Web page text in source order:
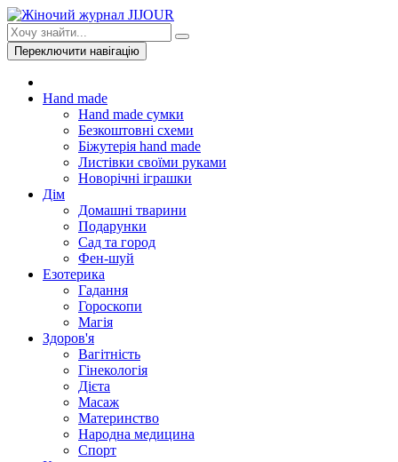
Переключити навігацію
Hand made
Hand made сумки
Безкоштовні схеми
Біжутерія hand made
Листівки своїми руками
Новорічні іграшки
Дім
Домашні тварини
Подарунки
Сад та город
Фен-шуй
Езотерика
Гадання
Гороскопи
Магія
Здоров'я
Вагітність
Гінекологія
Дієта
Масаж
Материнство
Народна медицина
Спорт